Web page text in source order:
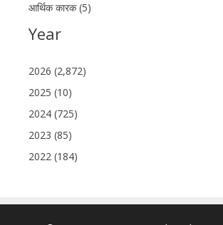
आर्थिक कारक (5)
Year
2026 (2,872)
2025 (10)
2024 (725)
2023 (85)
2022 (184)